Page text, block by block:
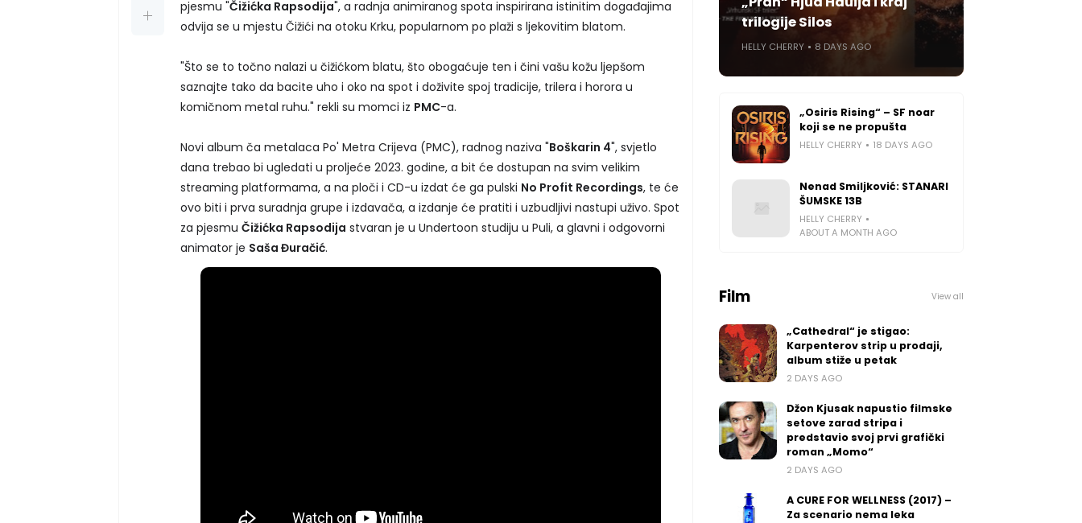
pjesmu "Čižićka Rapsodija", a radnja animiranog spota inspirirana istinitim događajima
odvija se u mjestu Čižići na otoku Krku, popularnom po plaži s ljekovitim blatom.
"Što se to točno nalazi u čižićkom blatu, što obogaćuje ten i čini vašu kožu ljepšom
saznajte tako da bacite uho i oko na spot i doživite spoj tradicije, trilera i horora u
komičnom metal ruhu." rekli su momci iz PMC-a.
Novi album ča metalaca Po' Metra Crijeva (PMC), radnog naziva "Boškarin 4", svjetlo
dana trebao bi ugledati u proljeće 2023. godine, a bit će dostupan na svim velikim
streaming platformama, a na ploči i CD-u izdat će ga pulski No Profit Recordings, te će
ovo biti i prva suradnja grupe i izdavača, a izdanje će pratiti i uzbudljivi nastupi uživo. Spot
za pjesmu Čižićka Rapsodija stvaran je u Undertoon studiju u Puli, a glavni i odgovorni
animator je Saša Đuračić.
trilogije Silos
HELLY CHERRY 8 DAYS AGO
„Osiris Rising“ – SF noar
koji se ne propušta
HELLY CHERRY 18 DAYS AGO
Nenad Smiljković: STANARI
ŠUMSKE 13B
HELLY CHERRY
ABOUT A MONTH AGO
Film View all
„Cathedral“ je stigao:
Karpenterov strip u prodaji,
album stiže u petak
2 DAYS AGO
Džon Kjusak napustio filmske
setove zarad stripa i
predstavio svoj prvi grafički
roman „Momo“
2 DAYS AGO
A CURE FOR WELLNESS (2017) –
Za scenario nema leka